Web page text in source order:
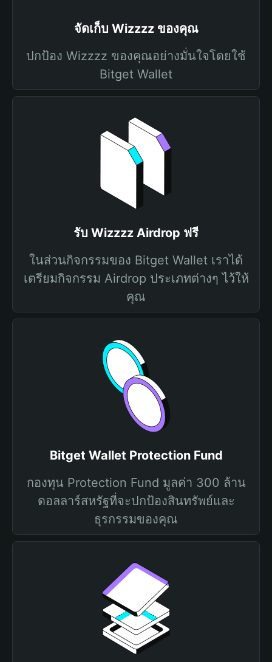
จัดเก็บ Wizzzz ของคุณ
ปกป้อง Wizzzz ของคุณอย่างมั่นใจโดยใช้
Bitget Wallet
รับ Wizzzz Airdrop ฟรี
ในส่วนกิจกรรมของ Bitget Wallet เราได้
เตรียมกิจกรรม Airdrop ประเภทต่างๆ ไว้ให้
คุณ
Bitget Wallet Protection Fund
กองทุน Protection Fund มูลค่า 300 ล้าน
ดอลลาร์สหรัฐที่จะปกป้องสินทรัพย์และ
ธุรกรรมของคุณ